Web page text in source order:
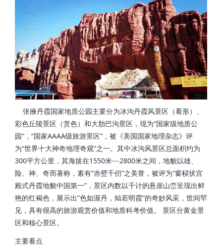
张掖丹霞国家地质公园主要分为冰沟丹霞风景区（看形）、
彩色丘陵景区（赏色）和大肋巴沟景区，现为“国家级地质公
园”，“国家AAAA级旅游景区”，被《美国国家地理杂志》评
为“世界十大神奇地理奇观”之一。其中冰沟风景区总面积约为
300平方公里，其海拔在1550米---2800米之间，地貌以雄、
险、神、奇而著称，素有“赤壁千仞”之美誉，被评为“窗棂状宫
殿式丹霞地貌中国第一”，景区内数以千计的悬崖山峦呈现出鲜
艳的红褐色，展示出“色如渥丹，灿若明霞”的奇妙风采，世间罕
见，具有很高的旅游观赏价值和地质科考价值。 景区分黄金景
区和核心景区。
主要看点